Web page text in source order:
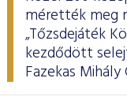
mérették meg
„Tőzsdejáték
kezdődött
Fazekas